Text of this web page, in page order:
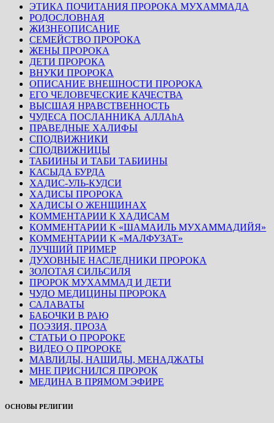
ЭТИКА ПОЧИТАНИЯ ПРОРОКА МУХАММАДА
РОДОСЛОВНАЯ
ЖИЗНЕОПИСАНИЕ
СЕМЕЙСТВО ПРОРОКА
ЖЕНЫ ПРОРОКА
ДЕТИ ПРОРОКА
ВНУКИ ПРОРОКА
ОПИСАНИЕ ВНЕШНОСТИ ПРОРОКА
ЕГО ЧЕЛОВЕЧЕСКИЕ КАЧЕСТВА
ВЫСШАЯ НРАВСТВЕННОСТЬ
ЧУДЕСА ПОСЛАННИКА АЛЛАhА
ПРАВЕДНЫЕ ХАЛИФЫ
СПОДВИЖНИКИ
СПОДВИЖНИЦЫ
ТАБИИНЫ И ТАБИ ТАБИИНЫ
КАСЫДА БУРДА
ХАДИС-УЛЬ-КУДСИ
ХАДИСЫ ПРОРОКА
ХАДИСЫ О ЖЕНЩИНАХ
КОММЕНТАРИИ К ХАДИСАМ
КОММЕНТАРИИ К «ШАМАИЛЬ МУХАММАДИЙЯ»
КОММЕНТАРИИ К «МАЛФУЗАТ»
ЛУЧШИЙ ПРИМЕР
ДУХОВНЫЕ НАСЛЕДНИКИ ПРОРОКА
ЗОЛОТАЯ СИЛЬСИЛЯ
ПРОРОК МУХАММАД И ДЕТИ
ЧУДО МЕДИЦИНЫ ПРОРОКА
САЛАВАТЫ
БАБОЧКИ В РАЮ
ПОЭЗИЯ, ПРОЗА
СТАТЬИ О ПРОРОКЕ
ВИДЕО О ПРОРОКЕ
МАВЛИДЫ, НАШИДЫ, МЕНАДЖАТЫ
МНЕ ПРИСНИЛСЯ ПРОРОК
МЕДИНА В ПРЯМОМ ЭФИРЕ
ОСНОВЫ РЕЛИГИИ